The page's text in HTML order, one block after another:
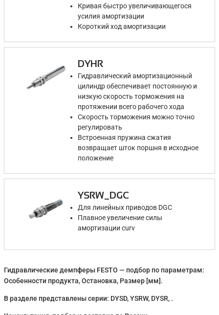
Кривая быстро увеличивающегося
усилия амортизации
Короткий ход амортизации
DYHR
Гидравлический амортизационный
цилиндр обеспечивает постоянную и
низкую скорость торможения на
протяжении всего рабочего хода
Скорость торможения можно точно
регулировать
Встроенная пружина сжатия
возвращает шток поршня в исходное
положение
YSRW_DGC
Для линейных приводов DGC
Плавное увеличение силы
амортизации curv
Гидравлические демпферы FESTO — подбор по параметрам:
Особенности продукта, Остановка, Размер [мм].
В разделе представлены серии: DYSD, YSRW, DYSR, .